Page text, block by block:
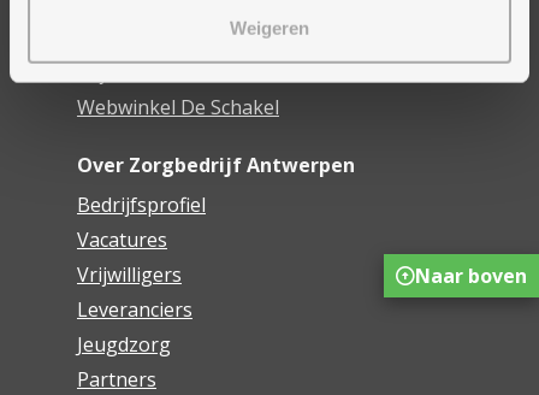
Weigeren
Onze innovaties
Mijn Boek
Webwinkel De Schakel
Over Zorgbedrijf Antwerpen
Bedrijfsprofiel
Vacatures
Vrijwilligers
Leveranciers
Jeugdzorg
Partners
Naar boven